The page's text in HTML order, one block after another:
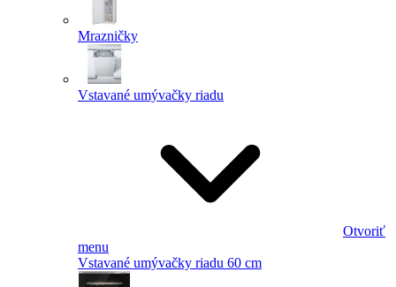
Mrazničky
Vstavané umývačky riadu
Otvoriť
menu
Vstavané umývačky riadu 60 cm